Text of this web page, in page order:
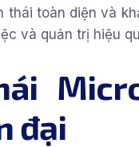
thái toàn diện và
và quản trị hiệu
đại